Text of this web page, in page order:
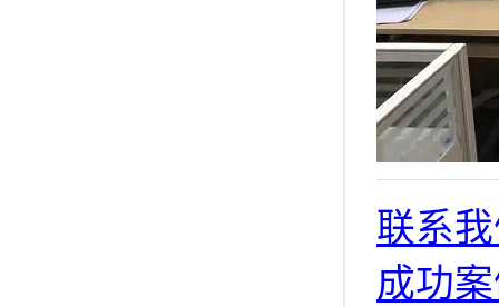
联系
成功